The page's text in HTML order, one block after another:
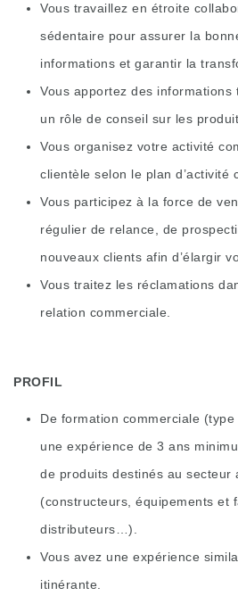
Vous travaillez en étroite
sédentaire pour assurer la
informations et garantir la
Vous apportez des informations
un rôle de conseil sur les
Vous organisez votre activité
clientèle selon le plan d’activité
Vous participez à la force de
régulier de relance, de
nouveaux clients afin d’élargir
Vous traitez les réclamations
relation commerciale.
PROFIL
De formation commerciale
une expérience de 3 ans
de produits destinés au secteur
(constructeurs, équipements et
distributeurs…).
Vous avez une expérience
itinérante.